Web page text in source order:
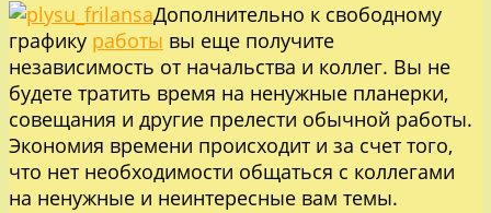
Дополнительно к свободному
графику работы вы еще получите
независимость от начальства и коллег. Вы не
будете тратить время на ненужные планерки,
совещания и другие прелести обычной работы.
Экономия времени происходит и за счет того,
что нет необходимости общаться с коллегами
на ненужные и неинтересные вам темы.